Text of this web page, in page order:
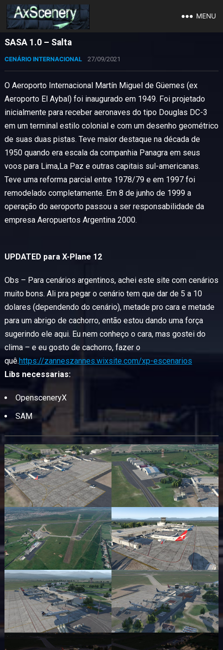
MENU
SASA 1.0 – Salta
CENÁRIO INTERNACIONAL 27/09/2021
O Aeroporto Internacional Martín Miguel de Güemes (ex
Aeroporto El Aybal) foi inaugurado em 1949. Foi projetado
inicialmente para receber aeronaves do tipo Douglas DC-3
em um terminal estilo colonial e com um desenho geométrico
de suas duas pistas. Teve maior destaque na década de
1950 quando era escala da companhia Panagra em seus
voos para Lima,La Paz e outras capitais sul-americanas.
Teve uma reforma parcial entre 1978/79 e em 1997 foi
remodelado completamente. Em 8 de junho de 1999 a
operação do aeroporto passou a ser responsabilidade da
empresa Aeropuertos Argentina 2000.
UPDATED para X-Plane 12
Obs – Para cenários argentinos, achei este site com cenários
muito bons. Ali pra pegar o cenário tem que dar de 5 a 10
dolares (dependendo do cenário), metade pro cara e metade
para um abrigo de cachorro, então estou dando uma força
sugerindo ele aqui. Eu nem conheço o cara, mas gostei do
clima – e eu gosto de cachorro, fazer o
quê.https://zanneszannes.wixsite.com/xp-escenarios
Libs necessarias:
OpensceneryX
SAM